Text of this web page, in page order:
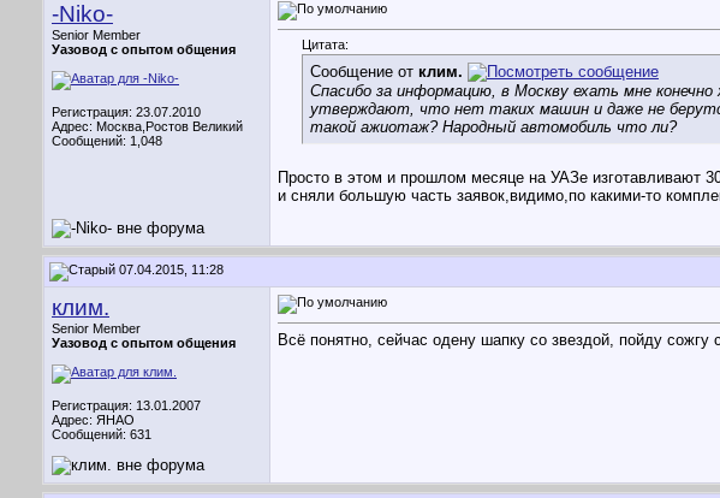
-Niko-
Senior Member
Уазовод с опытом общения
Регистрация: 23.07.2010
Адрес: Москва,Ростов Великий
Сообщений: 1,048
Цитата:
Сообщение от клим.
Спасибо за информацию, в Москву ехать мне
утверждают, что нет таких машин и даже не
такой ажиотаж? Народный автомобиль что ли?
Просто в этом и прошлом месяце на УАЗе изготавливают
и сняли большую часть заявок,видимо,по какими-то
07.04.2015, 11:28
клим.
Senior Member
Уазовод с опытом общения
Регистрация: 13.01.2007
Адрес: ЯНАО
Сообщений: 631
Всё понятно, сейчас одену шапку со звездой, пойду сожгу